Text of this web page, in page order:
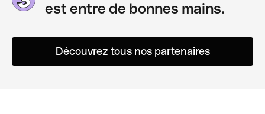
est entre de bonnes mains.
Découvrez tous nos partenaires